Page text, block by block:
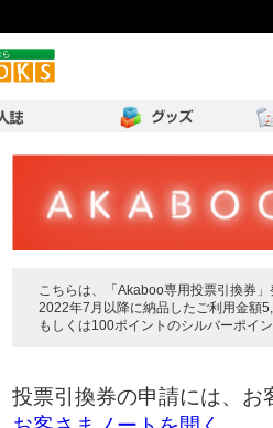
こちらは、「Akaboo専用投票引換券
2022年7月以降に納品したご利用金額
もしくは100ポイントのシルバーポイ
投票引換券の申請には、お